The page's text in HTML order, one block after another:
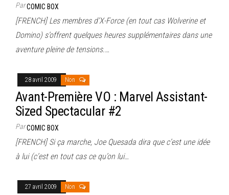
ParCOMIC BOX
[FRENCH] Les membres d’X-Force (en tout cas Wolverine et
Domino) s’offrent quelques heures supplémentaires dans une
aventure pleine de tensions.…
28 avril 2009 Non
Avant-Première VO : Marvel Assistant-
Sized Spectacular #2
ParCOMIC BOX
[FRENCH] Si ça marche, Joe Quesada dira que c’est une idée
à lui (c’est en tout cas ce qu’on lui…
27 avril 2009 Non